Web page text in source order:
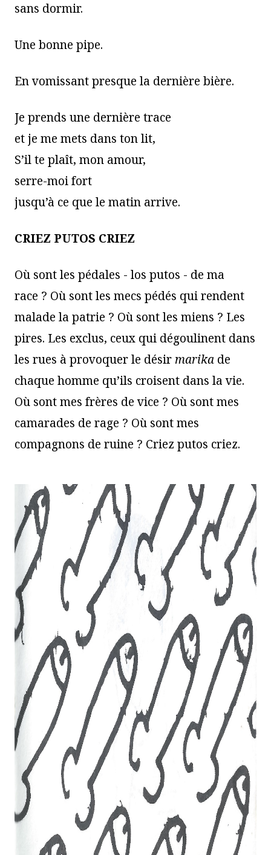
sans dormir.
Une bonne pipe.
En vomissant presque la dernière bière.
Je prends une dernière trace
et je me mets dans ton lit,
S’il te plaît, mon amour,
serre-moi fort
jusqu’à ce que le matin arrive.
CRIEZ PUTOS CRIEZ
Où sont les pédales - los putos - de ma
race ? Où sont les mecs pédés qui rendent
malade la patrie ? Où sont les miens ? Les
pires. Les exclus, ceux qui dégoulinent dans
les rues à provoquer le désir marika de
chaque homme qu’ils croisent dans la vie.
Où sont mes frères de vice ? Où sont mes
camarades de rage ? Où sont mes
compagnons de ruine ? Criez putos criez.